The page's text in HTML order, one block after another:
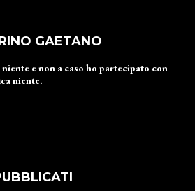
GAETANO
e non a caso ho partecipato con
niente.